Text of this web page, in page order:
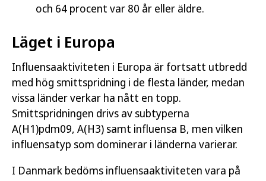
och 64 procent var 80 år eller äldre.
Läget i Europa
Influensaaktiviteten i Europa är fortsatt utbredd
med hög smittspridning i de flesta länder, medan
vissa länder verkar ha nått en topp.
Smittspridningen drivs av subtyperna
A(H1)pdm09, A(H3) samt influensa B, men vilken
influensatyp som dominerar i länderna varierar.
I Danmark bedöms influensaaktiviteten vara på